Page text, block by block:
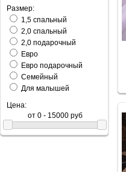
Размер:
1,5 спальный
2,0 спальный
2,0 подарочный
Евро
Евро подарочный
Семейный
Для малышей
Цена: